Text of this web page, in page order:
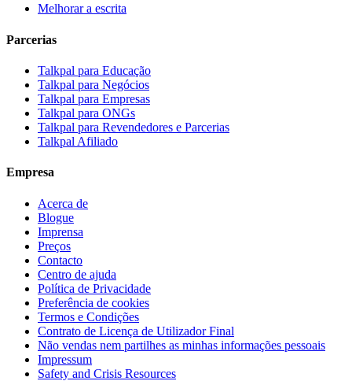
Melhorar a escrita
Parcerias
Talkpal para Educação
Talkpal para Negócios
Talkpal para Empresas
Talkpal para ONGs
Talkpal para Revendedores e Parcerias
Talkpal Afiliado
Empresa
Acerca de
Blogue
Imprensa
Preços
Contacto
Centro de ajuda
Política de Privacidade
Preferência de cookies
Termos e Condições
Contrato de Licença de Utilizador Final
Não vendas nem partilhes as minhas informações pessoais
Impressum
Safety and Crisis Resources